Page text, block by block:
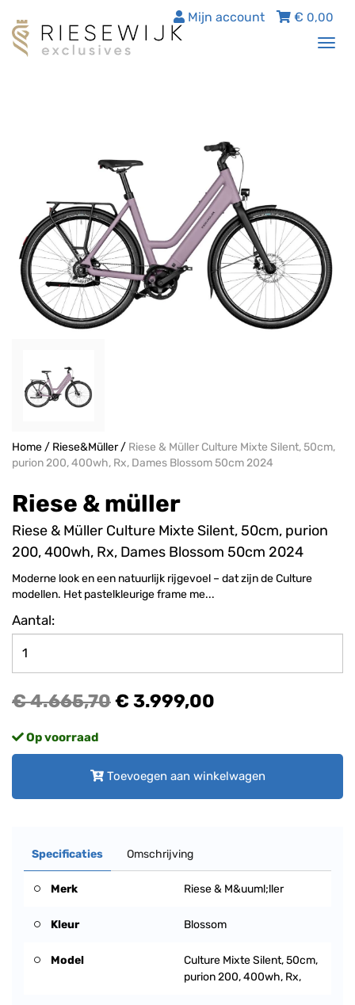
€ 0,00
Mijn account
Home/ Riese&Müller/ Riese & Müller Culture Mixte Silent, 50cm,
purion 200, 400wh, Rx, Dames Blossom 50cm 2024
Riese & müller
Riese & Müller Culture Mixte Silent, 50cm, purion
200, 400wh, Rx, Dames Blossom 50cm 2024
Moderne look en een natuurlijk rijgevoel – dat zijn de Culture
modellen. Het pastelkleurige frame me...
Aantal:
€ 4.665,70€ 3.999,00
Op voorraad
Toevoegen aan winkelwagen
Specificaties Omschrijving
Merk Riese & M&uuml;ller
Kleur Blossom
Model
Culture Mixte Silent, 50cm,
purion 200, 400wh, Rx,